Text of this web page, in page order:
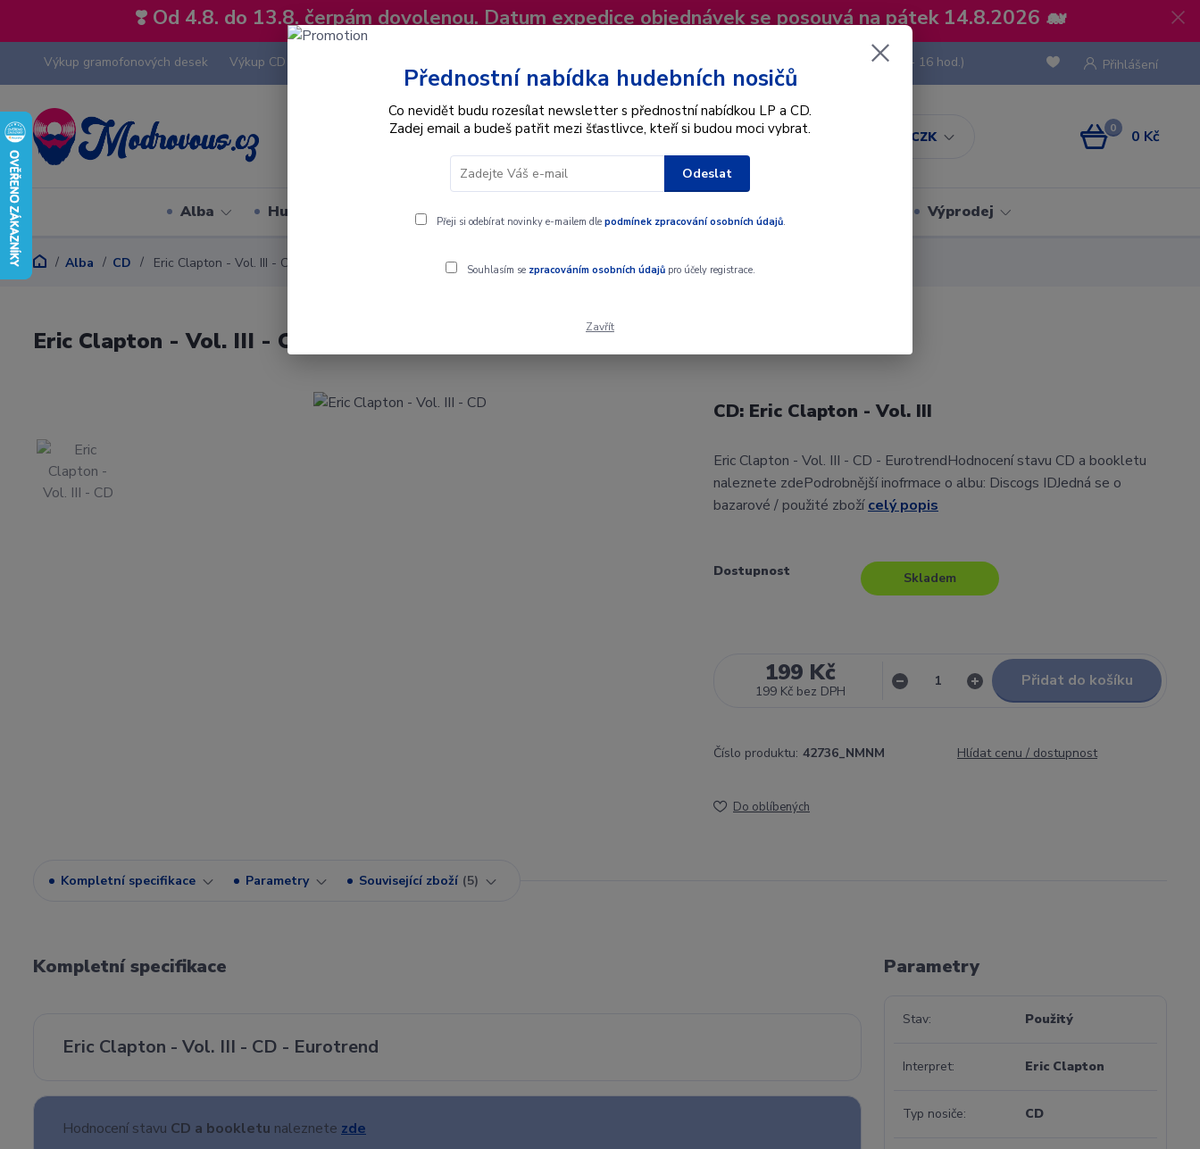
❣️ Od 4.8. do 13.8. čerpám dovolenou. Datum expedice objednávek se posouvá na pátek 14.8.2026 🐋
Výkup gramofonových desek Výkup CD
CZK
Přihlášení
Hledat
(Po-Pá, 8 - 16 hod.)
0 0 Kč
Alba Hudební styly Interpret Dárkové poukazy Výprodej
Alba CD Eric Clapton - Vol. III - CD
Eric Clapton - Vol. III - CD
CD: Eric Clapton - Vol. III
Eric Clapton - Vol. III - CD - EurotrendHodnocení stavu CD a bookletu
naleznete zdePodrobnější inofrmace o albu: Discogs IDJedná se o
bazarové / použité zbožícelý popis
Dostupnost Skladem
199 Kč
199 Kč bez DPH
Přidat do košíku
Číslo produktu: 42736_NMNM Hlídat cenu / dostupnost
Do oblíbených
Kompletní specifikace Parametry Související zboží 5
Kompletní specifikace
Eric Clapton - Vol. III - CD - Eurotrend
Hodnocení stavu CD a bookletu naleznete zde
Parametry
Stav Použitý
Interpret Eric Clapton
Typ nosiče CD
Přednostní nabídka hudebních nosičů
Co nevidět budu rozesílat newsletter s přednostní nabídkou LP a CD.
Zadej email a budeš patřit mezi šťastlivce, kteří si budou moci vybrat.
Odeslat
Přeji si odebírat novinky e-mailem dle podmínek zpracování osobních údajů.
Souhlasím se zpracováním osobních údajůpro účely registrace.
Zavřít